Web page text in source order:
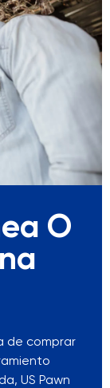
O
de comprar
US Pawn